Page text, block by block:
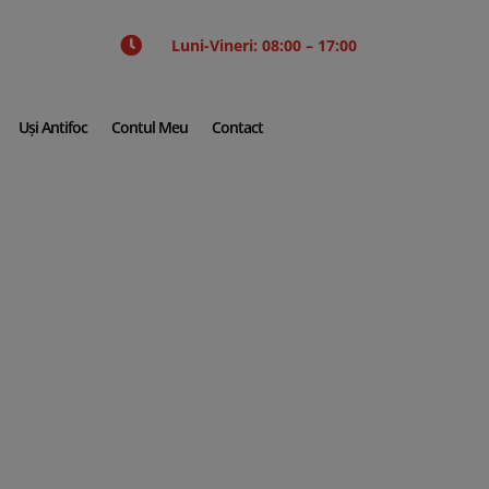
 Luni-Vineri: 08:00 – 17:00
Uși Antifoc Contul Meu Contact